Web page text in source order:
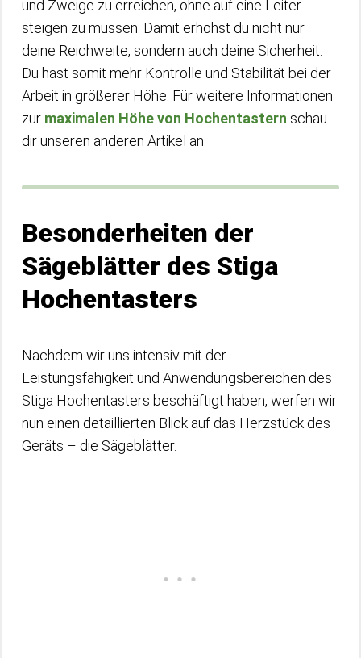
und Zweige zu erreichen, ohne auf eine Leiter
steigen zu müssen. Damit erhöhst du nicht nur
deine Reichweite, sondern auch deine Sicherheit.
Du hast somit mehr Kontrolle und Stabilität bei der
Arbeit in größerer Höhe. Für weitere Informationen
zur maximalen Höhe von Hochentastern schau
dir unseren anderen Artikel an.
Besonderheiten der
Sägeblätter des Stiga
Hochentasters
Nachdem wir uns intensiv mit der
Leistungsfähigkeit und Anwendungsbereichen des
Stiga Hochentasters beschäftigt haben, werfen wir
nun einen detaillierten Blick auf das Herzstück des
Geräts – die Sägeblätter.